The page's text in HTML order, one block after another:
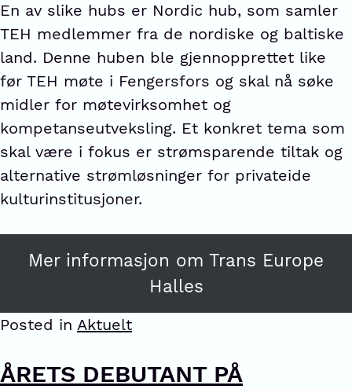
En av slike hubs er Nordic hub, som samler
TEH medlemmer fra de nordiske og baltiske
land. Denne huben ble gjennopprettet like
før TEH møte i Fengersfors og skal nå søke
midler for møtevirksomhet og
kompetanseutveksling. Et konkret tema som
skal være i fokus er strømsparende tiltak og
alternative strømløsninger for privateide
kulturinstitusjoner.
Mer informasjon om Trans Europe
Halles
Posted in Aktuelt
ÅRETS DEBUTANT PÅ